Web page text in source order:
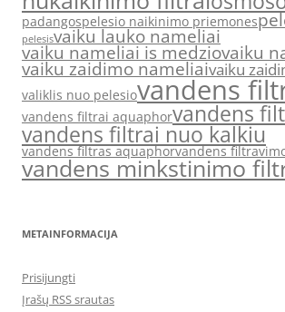
padangospelesio naikinimo priemones
pelesisvaiku lauko nameliai
vaiku nameliai is medziovaiku
vaiku zaidimo nameliaivaiku
valiklis nuo pelesiovandens
vandens filtrai aquaphorvandens
vandens filtrai nuo kalkiu
vandens filtras aquaphorvandens
vandens minkstinimo
METAINFORMACIJA
Prisijungti
Įrašų RSS srautas